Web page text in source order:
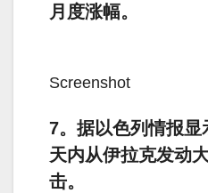
月度涨幅。
Screenshot
7。据以色列情报
天内从伊拉克发动
击。